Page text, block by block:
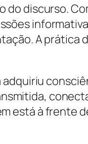
discurso.
A prática
está à frente